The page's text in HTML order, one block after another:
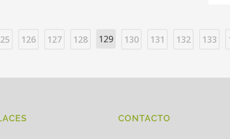
126 127 128 129 130 131 132 133
CONTACTO